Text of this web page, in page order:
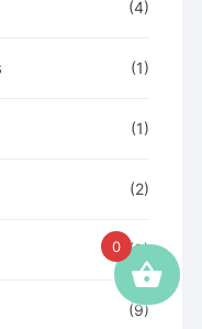
(4)
(1)
(1)
(2)
(9)
(9)
0